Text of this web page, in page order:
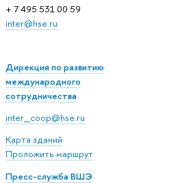
+ 7 495 531 00 59
inter@hse.ru
Дирекция по развитию
международного
сотрудничества
inter_coop@hse.ru
Карта зданий
Проложить маршрут
Пресс-служба ВШЭ